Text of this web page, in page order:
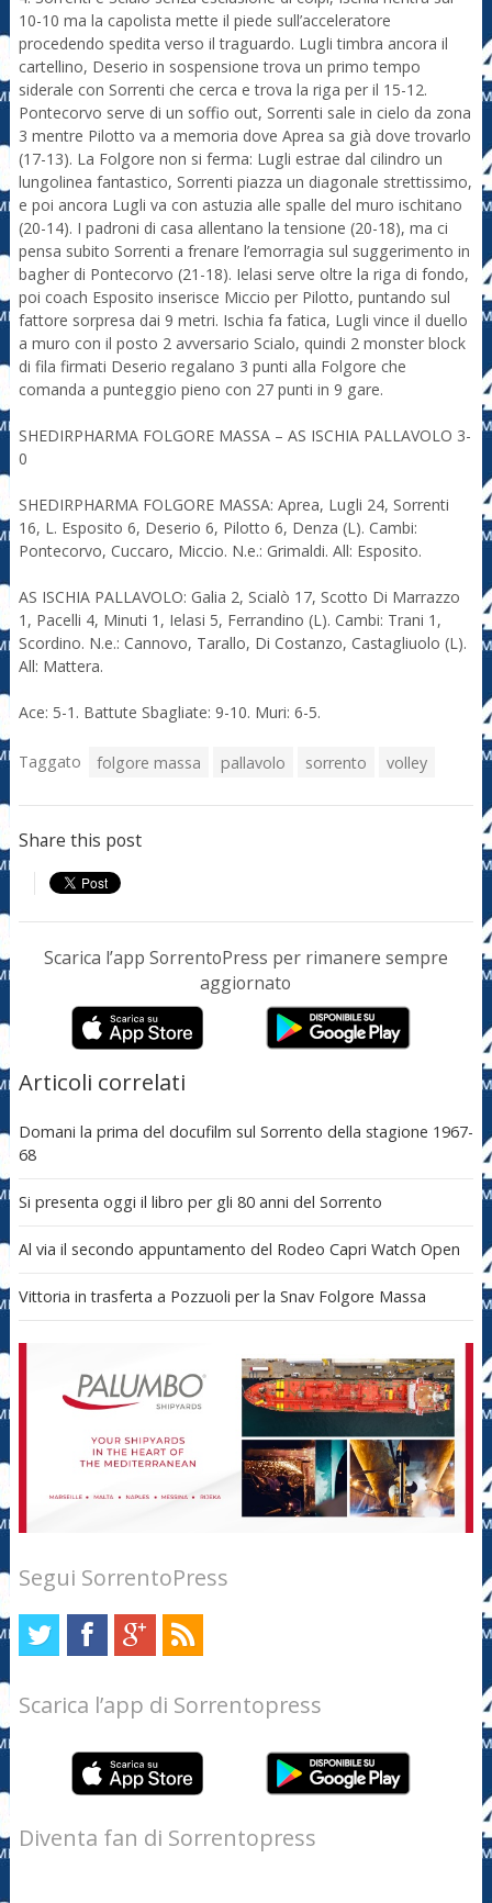
10-10 ma la capolista mette il piede sull’acceleratore
procedendo spedita verso il traguardo. Lugli timbra ancora il
cartellino, Deserio in sospensione trova un primo tempo
siderale con Sorrenti che cerca e trova la riga per il 15-12.
Pontecorvo serve di un soffio out, Sorrenti sale in cielo da zona
3 mentre Pilotto va a memoria dove Aprea sa già dove trovarlo
(17-13). La Folgore non si ferma: Lugli estrae dal cilindro un
lungolinea fantastico, Sorrenti piazza un diagonale strettissimo,
e poi ancora Lugli va con astuzia alle spalle del muro ischitano
(20-14). I padroni di casa allentano la tensione (20-18), ma ci
pensa subito Sorrenti a frenare l’emorragia sul suggerimento in
bagher di Pontecorvo (21-18). Ielasi serve oltre la riga di fondo,
poi coach Esposito inserisce Miccio per Pilotto, puntando sul
fattore sorpresa dai 9 metri. Ischia fa fatica, Lugli vince il duello
a muro con il posto 2 avversario Scialo, quindi 2 monster block
di fila firmati Deserio regalano 3 punti alla Folgore che
comanda a punteggio pieno con 27 punti in 9 gare.
SHEDIRPHARMA FOLGORE MASSA – AS ISCHIA PALLAVOLO 3-
0
SHEDIRPHARMA FOLGORE MASSA: Aprea, Lugli 24, Sorrenti
16, L. Esposito 6, Deserio 6, Pilotto 6, Denza (L). Cambi:
Pontecorvo, Cuccaro, Miccio. N.e.: Grimaldi. All: Esposito.
AS ISCHIA PALLAVOLO: Galia 2, Scialò 17, Scotto Di Marrazzo
1, Pacelli 4, Minuti 1, Ielasi 5, Ferrandino (L). Cambi: Trani 1,
Scordino. N.e.: Cannovo, Tarallo, Di Costanzo, Castagliuolo (L).
All: Mattera.
Ace: 5-1. Battute Sbagliate: 9-10. Muri: 6-5.
Taggato folgore massa pallavolo sorrento volley
Share this post
Scarica l’app SorrentoPress per rimanere sempre
aggiornato
Articoli correlati
Domani la prima del docufilm sul Sorrento della stagione 1967-
68
Si presenta oggi il libro per gli 80 anni del Sorrento
Al via il secondo appuntamento del Rodeo Capri Watch Open
Vittoria in trasferta a Pozzuoli per la Snav Folgore Massa
Segui SorrentoPress
Scarica l’app di Sorrentopress
Diventa fan di Sorrentopress